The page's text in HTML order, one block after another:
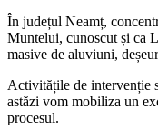
În județul Neamț,
Muntelui, cunoscut și ca
masive de aluviuni,
Activitățile de intervenție
astăzi vom mobiliza un
procesul.